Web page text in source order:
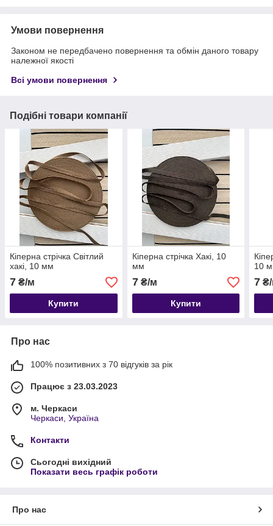
Умови повернення
Законом не передбачено повернення та обмін даного товару
належної якості
Всі умови повернення
Подібні товари компанії
Кіперна стрічка Світлий
хакі, 10 мм
7 ₴/м
Купити
Кіперна стрічка Хакі, 10
мм
7₴/м
Купити
10
7
Про нас
100% позитивних з 70 відгуків за рік
Працює з 23.03.2023
м. Черкаси
Черкаси, Україна
Контакти
Сьогодні вихідний
Показати весь графік роботи
Про нас